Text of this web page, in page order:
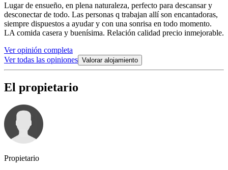
Lugar de ensueño, en plena naturaleza, perfecto para descansar y
desconectar de todo. Las personas q trabajan allí son encantadoras,
siempre dispuestos a ayudar y con una sonrisa en todo momento.
LA comida casera y buenísima. Relación calidad precio inmejorable.
Ver opinión completa
Ver todas las opiniones Valorar alojamiento
El propietario
Propietario